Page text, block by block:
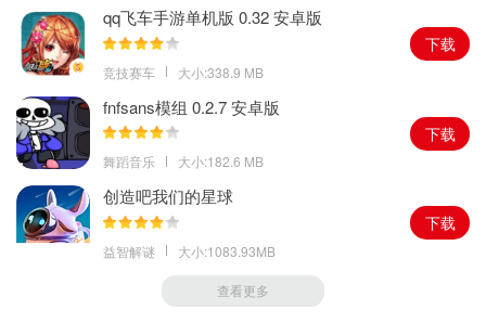
qq飞车手游单机版 0.32 安卓版
竞技赛车 大小:338.9 MB
下载
fnfsans模组 0.2.7 安卓版
舞蹈音乐 大小:182.6 MB
下载
创造吧我们的星球
益智解谜 大小:1083.93MB
下载
查看更多